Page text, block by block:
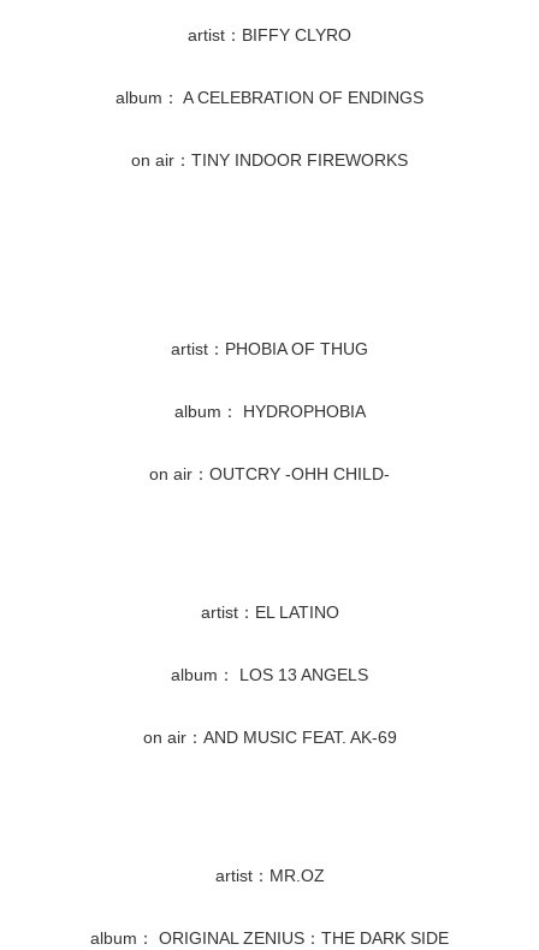
artist：BIFFY CLYRO
album： A CELEBRATION OF ENDINGS
on air：TINY INDOOR FIREWORKS
artist：PHOBIA OF THUG
album： HYDROPHOBIA
on air：OUTCRY -OHH CHILD-
artist：EL LATINO
album： LOS 13 ANGELS
on air：AND MUSIC FEAT. AK-69
artist：MR.OZ
album： ORIGINAL ZENIUS：THE DARK SIDE